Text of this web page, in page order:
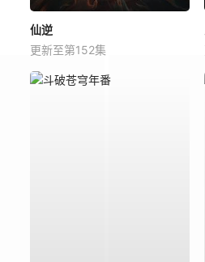
仙逆
更新至第152集